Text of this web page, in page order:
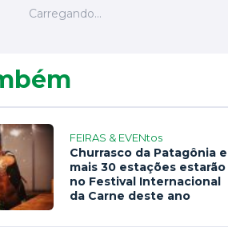
FEIRAS & EVENtos
Churrasco da Patagônia e
mais 30 estações estarão
no Festival Internacional
da Carne deste ano